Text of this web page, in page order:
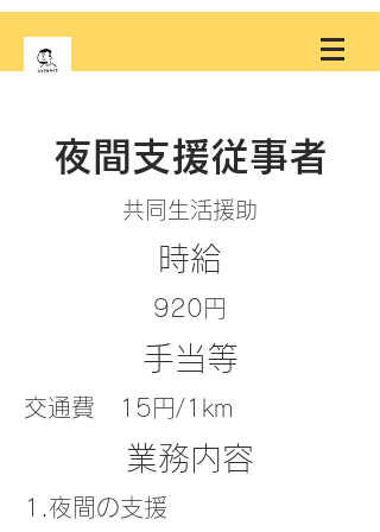
夜間支援従事者
共同生活援助
時給
920円
手当等
交通費 15円/1km
業務内容
1.夜間の支援